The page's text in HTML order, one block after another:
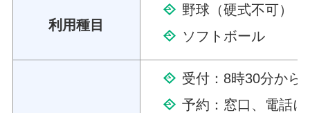
利用種目
野球（硬式不可）
ソフトボール
受付：8時30分から
予約：窓口、電話